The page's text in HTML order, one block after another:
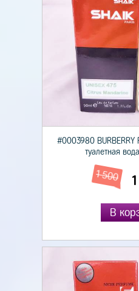
#0003980 BURBERRY
туалетная
1 500
В